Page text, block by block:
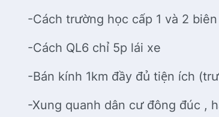
-Cách trường học cấp 1 và 2
-Cách QL6 chỉ 5p lái xe
-Bán kính 1km đầy đủ tiện ích
-Xung quanh dân cư đông đúc ,